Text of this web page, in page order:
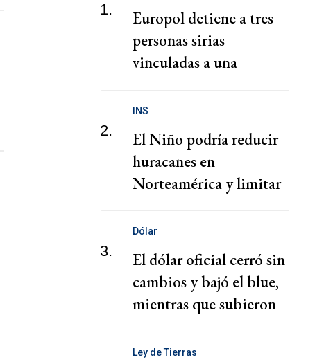
1.
Europol detiene a tres
personas sirias
vinculadas a una
de migrantes
2.
INS
El Niño podría reducir
huracanes en
Norteamérica y limitar
Zurich
3.
Dólar
El dólar oficial cerró sin
cambios y bajó el blue,
mientras que subieron
Ley de Tierras